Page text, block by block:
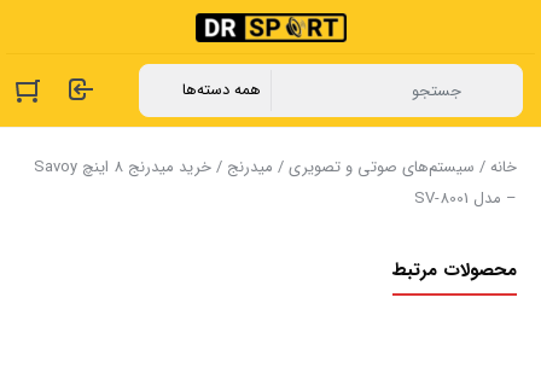
خانه/ سیستم‌های صوتی و تصویری/ میدرنج
/ خرید میدرنج 8 اینچ Savoy
– مدل SV-8001
محصولات مرتبط